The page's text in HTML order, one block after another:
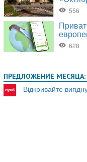
ПРЕДЛОЖЕНИЕ МЕСЯЦА:
Відкривайте